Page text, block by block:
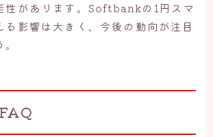
性があります。Softbankの1円スマ
る影響は大きく、今後の動向が注目